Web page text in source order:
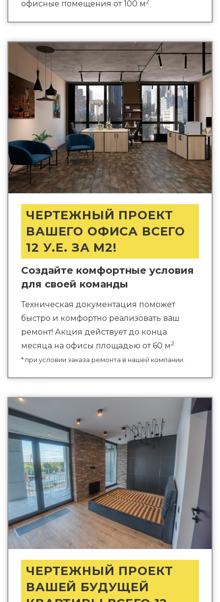
офисные помещения от 100 м
ЧЕРТЕЖНЫЙ ПРОЕКТ
ВАШЕГО ОФИСА ВСЕГО
12 У.Е. ЗА М2!
Создайте комфортные условия
для своей команды
Техническая документация поможет
быстро и комфортно реализовать ваш
ремонт! Акция действует до конца
месяца на офисы площадью от 60 м2
* при условии заказа ремонта в нашей компании.
ЧЕРТЕЖНЫЙ ПРОЕКТ
ВАШЕЙ БУДУЩЕЙ